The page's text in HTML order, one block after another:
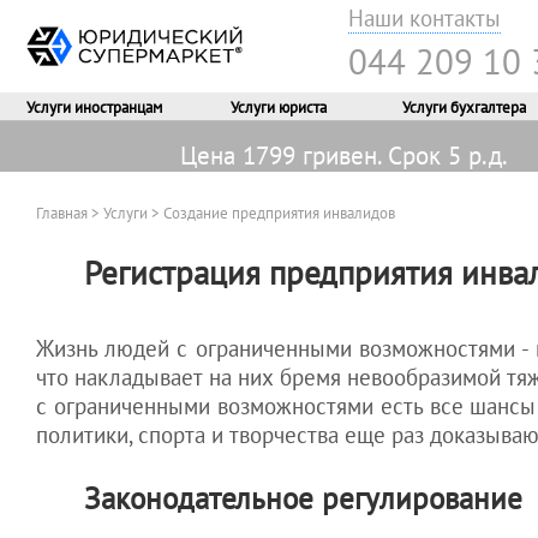
Наши контакты
044 209 10
Услуги иностранцам Услуги юриста Услуги бухгалтера
Цена 1799 гривен. Срок 5 р.д.
Главная > Услуги > Создание предприятия инвалидов
Регистрация предприятия
Жизнь людей с ограниченными возможностями -
что накладывает на них бремя невообразимой
с ограниченными возможностями есть все
политики, спорта и творчества еще раз
Законодательное регулирование
Услуги
регистрации
регистрация ООО
регистрация ЧП
представительство
НГО
регистрация общественной
организации
представительство
иностранной организации
Справочно
Перечень стран с
безвизовым въездом
Типы виз для въезда
Перечень стран
Наша компания
заботится не только о
Бесплатные и
качественные
Услуги
иностранцам
оформить ВНЖ в
Украине
жительство в Украине
программа
24/7
круглосуточная адвокатская
Как оспорить
блокировку
налоговой
накладной
обналичить
деньги
Бухгалтерское
обслуживание
Наши условия
Наша модель аутсорсинга
Наши цены
Услуги бухгалтера для
ФОП
Подача отчетов
Аудит бухуслуг
бухучета